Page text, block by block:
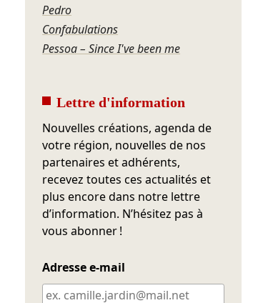
Pedro
Confabulations
Pessoa – Since I've been me
Lettre d'information
Nouvelles créations, agenda de
votre région, nouvelles de nos
partenaires et adhérents,
recevez toutes ces actualités et
plus encore dans notre lettre
d’information. N’hésitez pas à
vous abonner !
Adresse e-mail